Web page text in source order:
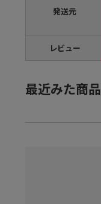
発送元
レビュー
最近みた商品